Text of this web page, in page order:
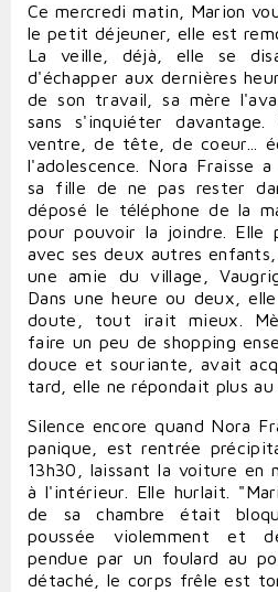
Ce mercredi matin, Marion
le petit déjeuner, elle est
La veille, déjà, elle se
d'échapper aux dernières
de son travail, sa mère
sans s'inquiéter
ventre, de tête, de coeur...
l'adolescence. Nora Fraisse
sa fille de ne pas rester
déposé le téléphone de la
pour pouvoir la joindre. Elle
avec ses deux autres
une amie du village,
Dans une heure ou deux,
doute, tout irait mieux.
faire un peu de shopping
douce et souriante, avait
tard, elle ne répondait plus au
Silence encore quand Nora
panique, est rentrée
13h30, laissant la voiture en
à l'intérieur. Elle hurlait.
de sa chambre était
poussée violemment et
pendue par un foulard au
détaché, le corps frêle est